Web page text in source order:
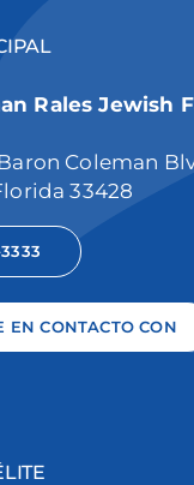
Rales Jewish
Coleman
33428
EN CONTACTO CON